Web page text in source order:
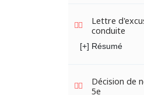
Lettre
conduite
[+] Résumé
Décision de
5e